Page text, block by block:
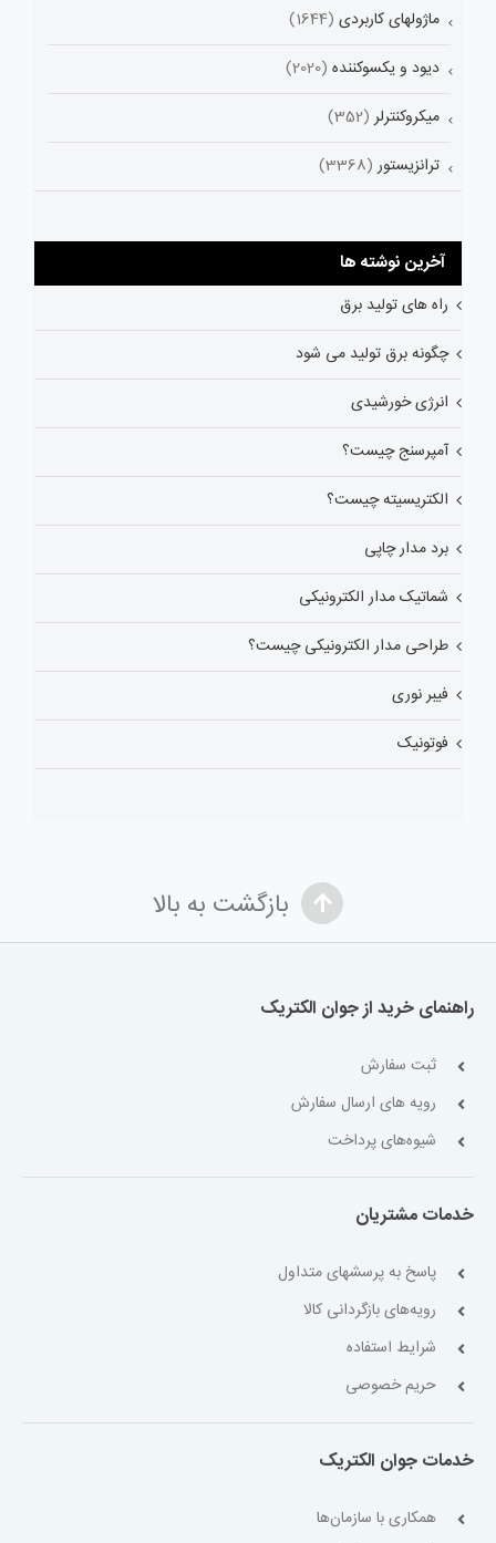
ماژولهای کاربردی (1644)
دیود و یکسوکننده (2020)
میکروکنترلر (352)
ترانزیستور (3368)
آخرین نوشته ها
راه های تولید برق
چگونه برق تولید می شود
انرژی خورشیدی
آمپرسنج چیست؟
الکتریسیته چیست؟
برد مدار چاپی
شماتیک مدار الکترونیکی
طراحی مدار الکترونیکی چیست؟
فیبر نوری
فوتونیک
بازگشت به بالا
راهنمای خرید از جوان الکتریک
ثبت سفارش
رویه های ارسال سفارش
شیوه‌های پرداخت
خدمات مشتریان
پاسخ به پرسشهای متداول
رویه‌های بازگردانی کالا
شرایط استفاده
حریم خصوصی
خدمات جوان الکتریک
همکاری با سازمان‌ها